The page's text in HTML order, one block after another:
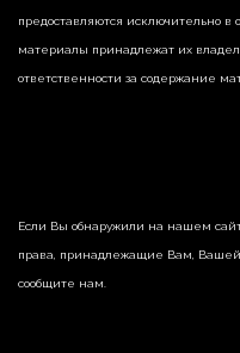
предоставляются исключительно
материалы принадлежат их
ответственности за содержание
Если Вы обнаружили на нашем
права, принадлежащие Вам, Вашей
сообщите нам.